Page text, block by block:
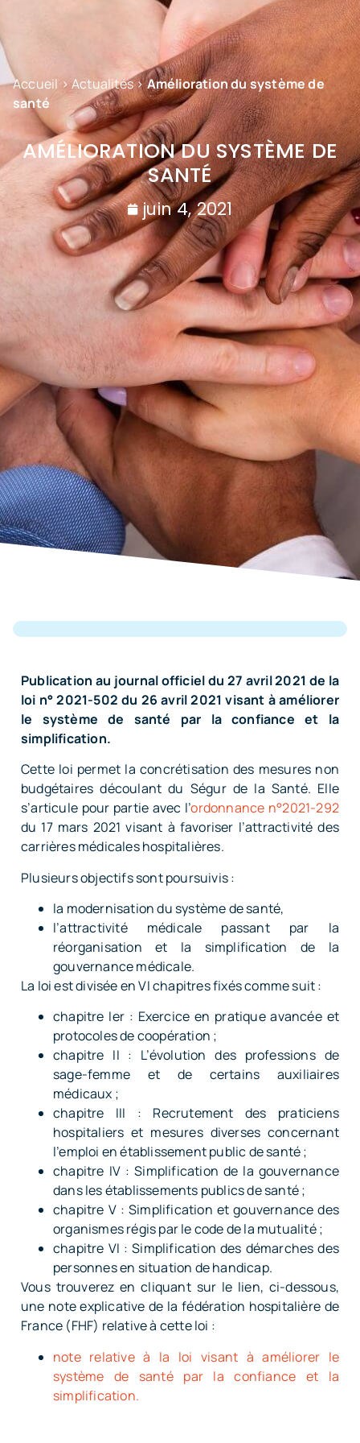
Accueil >Actualités>Amélioration du système de
santé
AMÉLIORATION DU SYSTÈME DE
SANTÉ
juin 4, 2021
Publication au journal officiel du 27 avril 2021 de la
loi n° 2021-502 du 26 avril 2021 visant à améliorer
le système de santé par la confiance et la
simplification.
Cette loi permet la concrétisation des mesures non
budgétaires découlant du Ségur de la Santé. Elle
s’articule pour partie avec l’ordonnance n°2021-292
du 17 mars 2021 visant à favoriser l’attractivité des
carrières médicales hospitalières.
Plusieurs objectifs sont poursuivis :
la modernisation du système de santé,
l’attractivité médicale passant par la
réorganisation et la simplification de la
gouvernance médicale.
La loi est divisée en VI chapitres fixés comme suit :
chapitre Ier : Exercice en pratique avancée et
protocoles de coopération ;
chapitre II : L’évolution des professions de
sage-femme et de certains auxiliaires
médicaux ;
chapitre III : Recrutement des praticiens
hospitaliers et mesures diverses concernant
l’emploi en établissement public de santé ;
chapitre IV : Simplification de la gouvernance
dans les établissements publics de santé ;
chapitre V : Simplification et gouvernance des
organismes régis par le code de la mutualité ;
chapitre VI : Simplification des démarches des
personnes en situation de handicap.
Vous trouverez en cliquant sur le lien, ci-dessous,
une note explicative de la fédération hospitalière de
France (FHF) relative à cette loi :
note relative à la loi visant à améliorer le
système de santé par la confiance et la
simplification.